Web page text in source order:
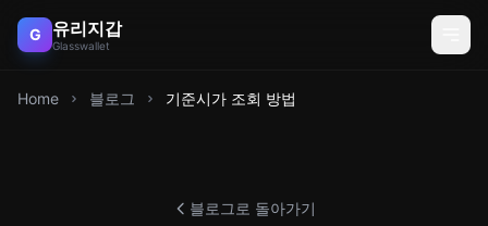
G 유리지갑
Glasswallet
Home 블로그 기준시가 조회 방법
블로그로 돌아가기